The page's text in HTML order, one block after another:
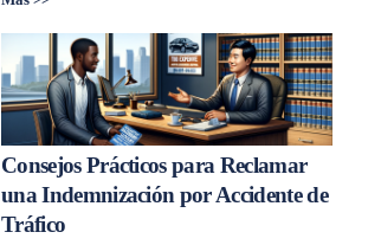
Consejos Prácticos para Reclamar
una Indemnización por Accidente de
Tráfico